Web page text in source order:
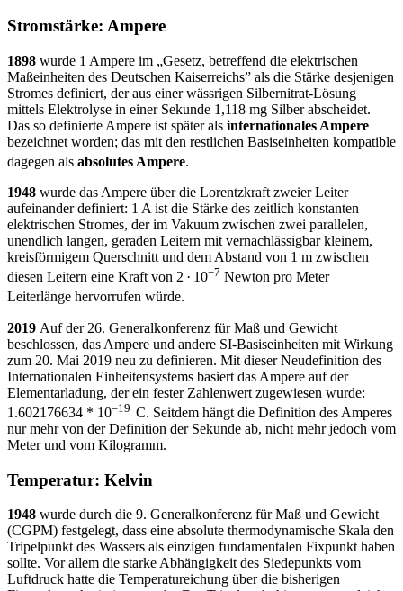
Stromstärke: Ampere
1898 wurde 1 Ampere im „Gesetz, betreffend die elektrischen
Maßeinheiten des Deutschen Kaiserreichs” als die Stärke desjenigen
Stromes definiert, der aus einer wässrigen Silbernitrat-Lösung
mittels Elektrolyse in einer Sekunde 1,118 mg Silber abscheidet.
Das so definierte Ampere ist später als internationales Ampere
bezeichnet worden; das mit den restlichen Basiseinheiten kompatible
dagegen als absolutes Ampere.
1948 wurde das Ampere über die Lorentzkraft zweier Leiter
aufeinander definiert: 1 A ist die Stärke des zeitlich konstanten
elektrischen Stromes, der im Vakuum zwischen zwei parallelen,
unendlich langen, geraden Leitern mit vernachlässigbar kleinem,
kreisförmigem Querschnitt und dem Abstand von 1 m zwischen
diesen Leitern eine Kraft von 2 · 10−7 Newton pro Meter
Leiterlänge hervorrufen würde.
2019 Auf der 26. Generalkonferenz für Maß und Gewicht
beschlossen, das Ampere und andere SI-Basiseinheiten mit Wirkung
zum 20. Mai 2019 neu zu definieren. Mit dieser Neudefinition des
Internationalen Einheitensystems basiert das Ampere auf der
Elementarladung, der ein fester Zahlenwert zugewiesen wurde:
1 .602176634 * 10–19 C. Seitdem hängt die Definition des Amperes
nur mehr von der Definition der Sekunde ab, nicht mehr jedoch vom
Meter und vom Kilogramm.
Temperatur: Kelvin
1948 wurde durch die 9. Generalkonferenz für Maß und Gewicht
(CGPM) festgelegt, dass eine absolute thermodynamische Skala den
Tripelpunkt des Wassers als einzigen fundamentalen Fixpunkt haben
sollte. Vor allem die starke Abhängigkeit des Siedepunkts vom
Luftdruck hatte die Temperatureichung über die bisherigen